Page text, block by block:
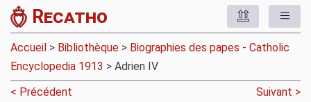
Recatho
Accueil > Bibliothèque > Biographies des papes - Catholic
Encyclopedia 1913 > Adrien IV
< Précédent
Suivant >